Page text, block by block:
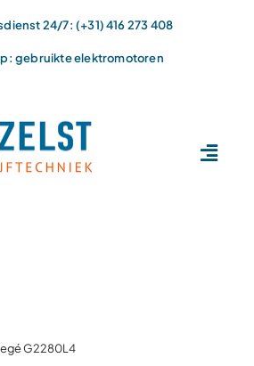
24/7: (+31) 416 273 408
gebruikte elektromotoren
G2280L4